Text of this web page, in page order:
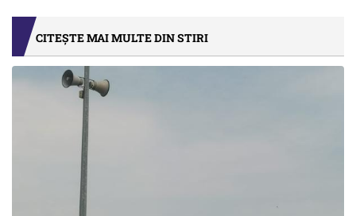
CITEȘTE MAI MULTE DIN STIRI